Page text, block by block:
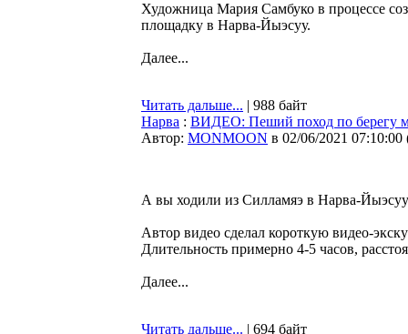
Художница Мария Самбуко в процессе
площадку в Нарва-Йыэсуу.
Далее...
Читать дальше... | 988 байт
Нарва : ВИДЕО: Пеший поход по берегу
Автор: MONMOON в 02/06/2021 07:10:00
А вы ходили из Силламяэ в Нарва-
Автор видео сделал короткую видео-
Длительность примерно 4-5 часов,
Далее...
Читать дальше... | 694 байт